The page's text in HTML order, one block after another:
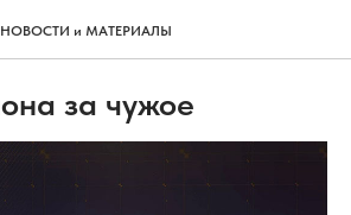
НОВОСТИ и МАТЕРИАЛЫ
за чужое